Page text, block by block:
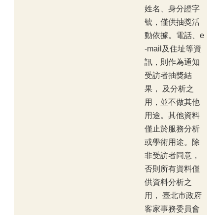
姓名、身分證字
號，僅供抽獎活
動依據。電話、e
-mail及住址等資
訊，則作為通知
受訪者抽獎結
果， 及分析之
用，並不做其他
用途。其他資料
僅止於服務分析
或學術用途。除
非受訪者同意，
否則所有資料僅
供資料分析之
用， 臺北市政府
客家事務委員會